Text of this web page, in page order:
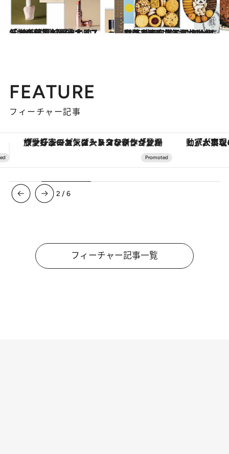
2026.1.7
伝説の美容ジャーナリスト・齋藤薫が断言する「100％失敗しない」コスメギフト27選まとめ
ビューティ＆ヘルス 2025.12.5
お菓子研究家おすすめの【クッキー缶7選】みっちり詰まった様子に惚れ惚れ！ 構想に3年をかけた逸品も
贈りもの
FEATURE
フィーチャー記事
「大事なのは地域の意識を変えること」。ロレックス賞受賞の自然保護活動家が実現させたナイジェリアの自然環境の復活
3 /6
フィーチャー記事一覧